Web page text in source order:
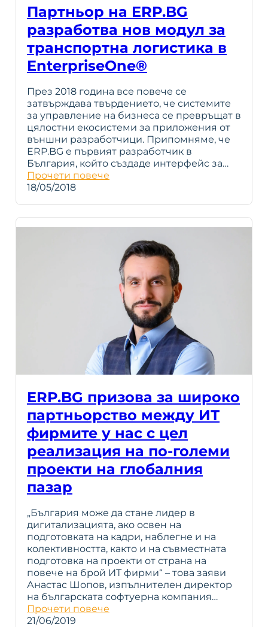
Партньор на ERP.BG
разработва нов модул за
транспортна логистика в
EnterpriseOne®
През 2018 година все повече се
затвърждава твърдението, че системите
за управление на бизнеса се превръщат в
цялостни екосистеми за приложения от
външни разработчици. Припомняме, че
ERP.BG e първият разработчик в
България, който създаде интерфейс за…
Прочети повече
18/05/2018
ERP.BG призова за широко
партньорство между ИТ
фирмите у нас с цел
реализация на по-големи
проекти на глобалния
пазар
„България може да стане лидер в
дигитализацията, ако освен на
подготовката на кадри, наблегне и на
колективността, както и на съвместната
подготовка на проекти от страна на
повече на брой ИТ фирми“ – това заяви
Анастас Шопов, изпълнителен директор
на българската софтуерна компания…
Прочети повече
21/06/2019